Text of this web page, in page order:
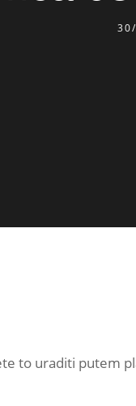
to uraditi putem